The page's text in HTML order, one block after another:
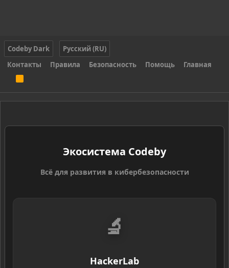
Codeby Dark
Русский (RU)
Контакты
Правила Безопасность Помощь Главная
S
Экосистема Codeby
Всё для развития в кибербезопасности
🔬
HackerLab